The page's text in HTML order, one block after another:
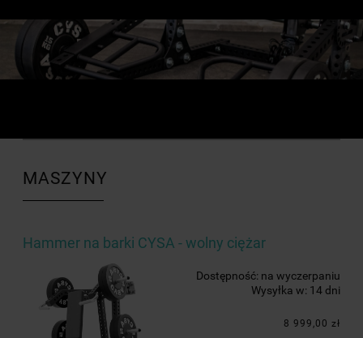
MASZYNY
Hammer na barki CYSA - wolny ciężar
Dostępność: na wyczerpaniu
Wysyłka w: 14 dni
8 999,00 zł